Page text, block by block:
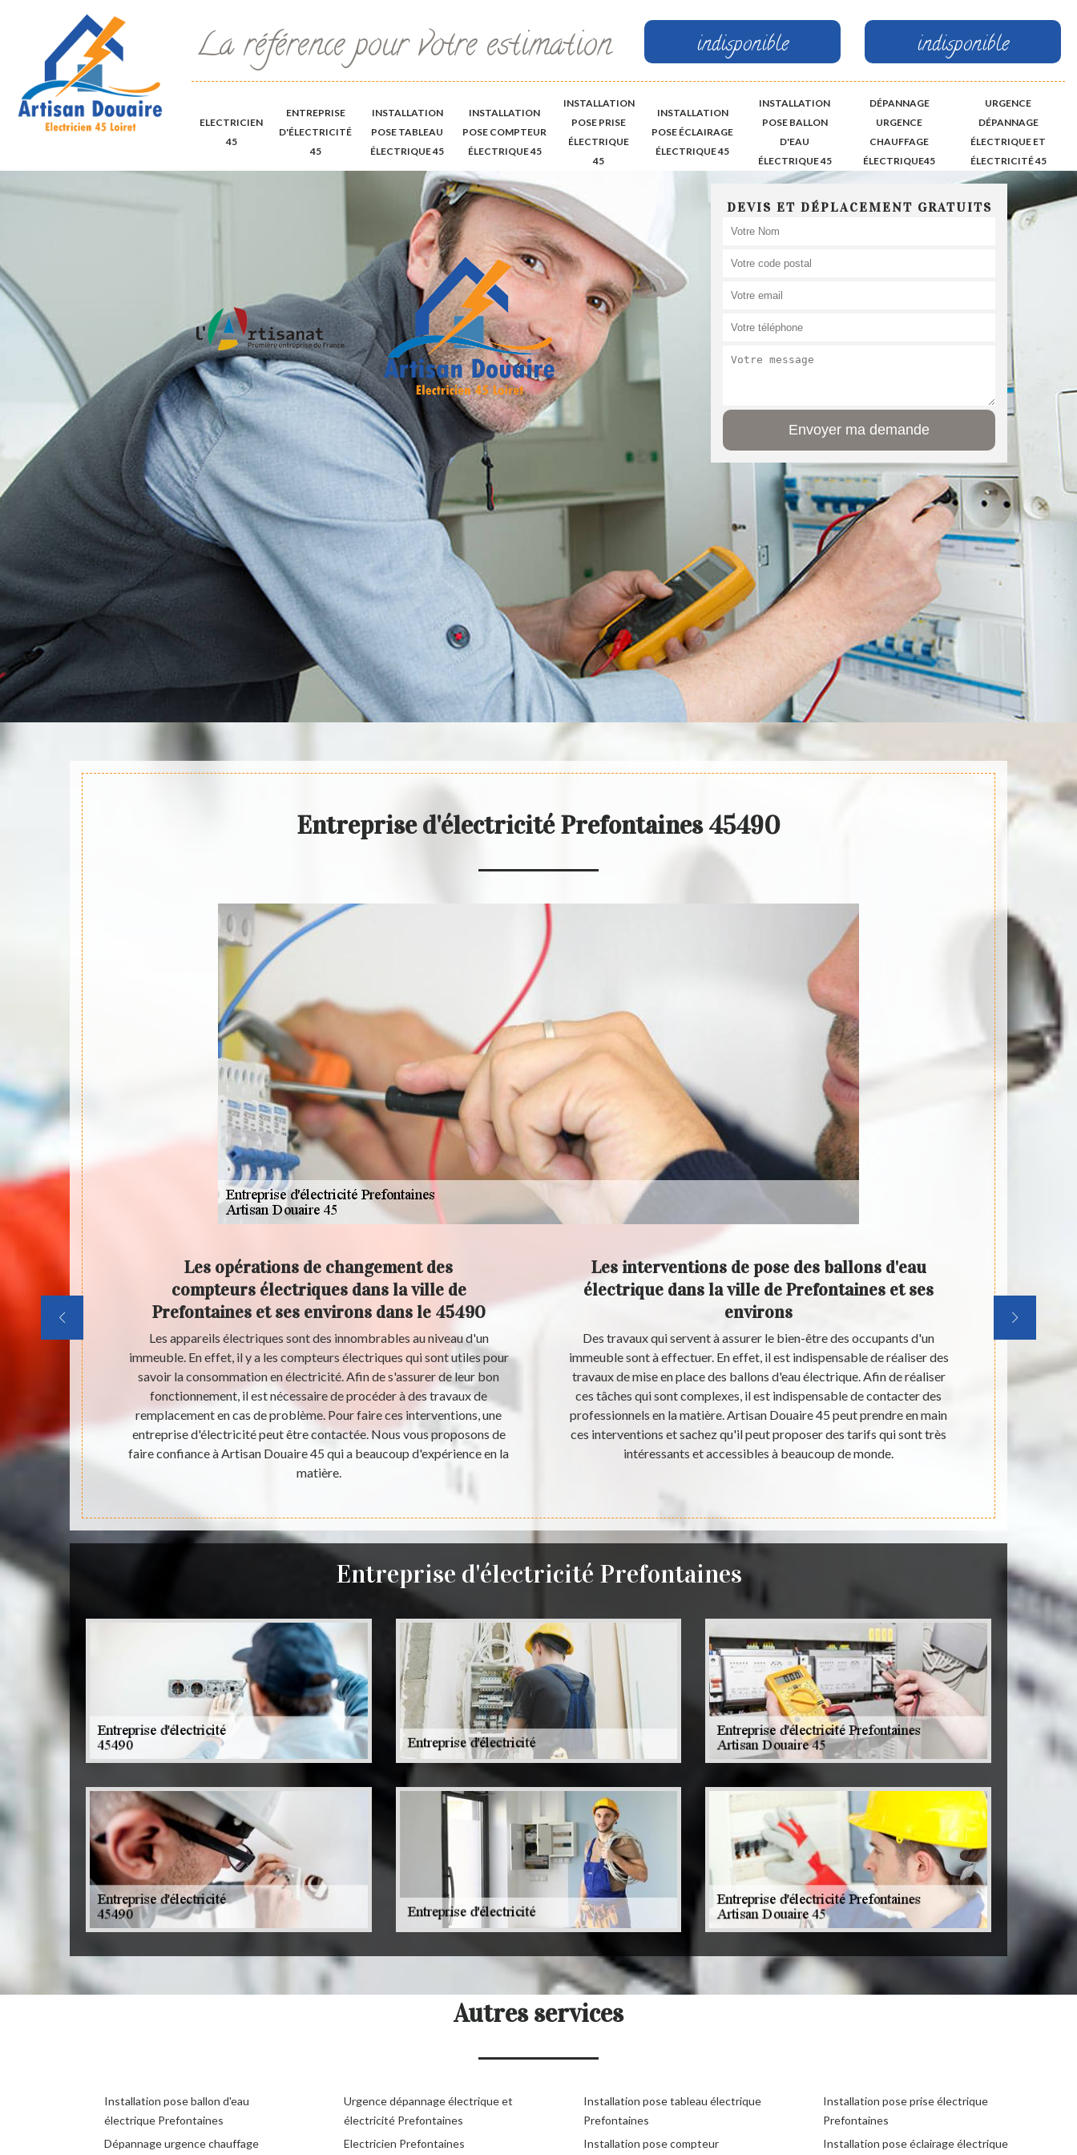
La référence pour votre estimation indisponible indisponible
ELECTRICIEN
45
ENTREPRISE
D'ÉLECTRICITÉ
45
INSTALLATION
POSE TABLEAU
ÉLECTRIQUE 45
INSTALLATION
POSE COMPTEUR
ÉLECTRIQUE 45
INSTALLATION
POSE PRISE
ÉLECTRIQUE
45
INSTALLATION
POSE ÉCLAIRAGE
ÉLECTRIQUE 45
INSTALLATION
POSE BALLON
D'EAU
ÉLECTRIQUE 45
DÉPANNAGE
URGENCE
CHAUFFAGE
ÉLECTRIQUE45
URGENCE
DÉPANNAGE
ÉLECTRIQUE ET
ÉLECTRICITÉ 45
DEVIS ET DÉPLACEMENT GRATUITS
Entreprise d'électricité Prefontaines 45490
est
est toujours
à lui en
Les opérations de changement des
compteurs électriques dans la ville de
Prefontaines et ses environs dans le 45490
Les appareils électriques sont des innombrables au niveau d'un
immeuble. En effet, il y a les compteurs électriques qui sont utiles pour
savoir la consommation en électricité. Afin de s'assurer de leur bon
fonctionnement, il est nécessaire de procéder à des travaux de
remplacement en cas de problème. Pour faire ces interventions, une
entreprise d'électricité peut être contactée. Nous vous proposons de
faire confiance à Artisan Douaire 45 qui a beaucoup d'expérience en la
matière.
Les interventions de pose des ballons d'eau
électrique dans la ville de Prefontaines et ses
environs
Des travaux qui servent à assurer le bien-être des occupants d'un
immeuble sont à effectuer. En effet, il est indispensable de réaliser des
travaux de mise en place des ballons d'eau électrique. Afin de réaliser
ces tâches qui sont complexes, il est indispensable de contacter des
professionnels en la matière. Artisan Douaire 45 peut prendre en main
ces interventions et sachez qu'il peut proposer des tarifs qui sont très
intéressants et accessibles à beaucoup de monde.
Les ballons
de l'eau
mise en
Entreprise d'électricité Prefontaines
Autres services
Installation pose ballon d'eau
électrique Prefontaines
Dépannage urgence chauffage
Urgence dépannage électrique et
électricité Prefontaines
Electricien Prefontaines
Installation pose tableau électrique
Prefontaines
Installation pose compteur
Installation pose prise électrique
Prefontaines
Installation pose éclairage électrique